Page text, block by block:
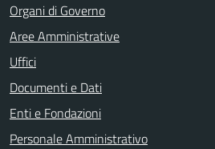
Organi di Governo
Aree Amministrative
Uffici
Documenti e Dati
Enti e Fondazioni
Personale Amministrativo